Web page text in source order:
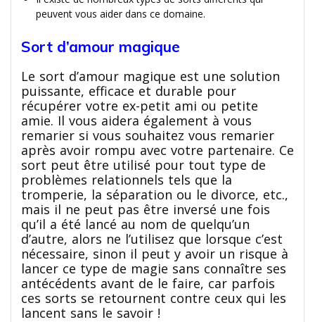
peuvent vous aider dans ce domaine.
Sort d’amour magique
Le sort d’amour magique est une solution
puissante, efficace et durable pour
récupérer votre ex-petit ami ou petite
amie. Il vous aidera également à vous
remarier si vous souhaitez vous remarier
après avoir rompu avec votre partenaire. Ce
sort peut être utilisé pour tout type de
problèmes relationnels tels que la
tromperie, la séparation ou le divorce, etc.,
mais il ne peut pas être inversé une fois
qu’il a été lancé au nom de quelqu’un
d’autre, alors ne l’utilisez que lorsque c’est
nécessaire, sinon il peut y avoir un risque à
lancer ce type de magie sans connaître ses
antécédents avant de le faire, car parfois
ces sorts se retournent contre ceux qui les
lancent sans le savoir !